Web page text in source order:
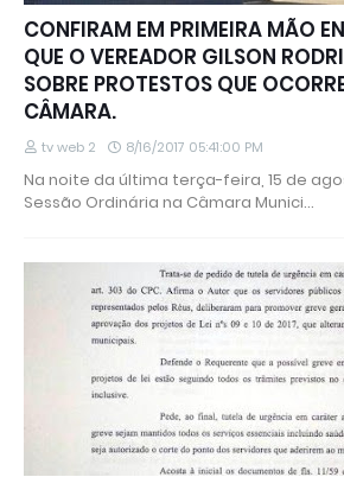
CONFIRAM EM PRIMEIRA MÃO
QUE O VEREADOR GILSON
SOBRE PROTESTOS QUE
CÂMARA.
tv web 2 8/16/2017 05:41:00 PM
Na noite da última terça-feira, 15 de
Sessão Ordinária na Câmara Munici…